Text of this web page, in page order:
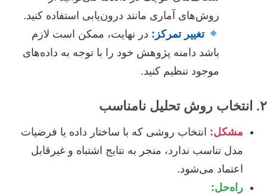
روش‌های آماری مانند درون‌یابی استفاده کنید.
تغییر تمرکز: در نهایت، ممکن است لازم
باشد دامنه پژوهش خود را با توجه به داده‌های
موجود تنظیم کنید.
۲. انتخاب روش تحلیل نامناسب
مشکل: انتخاب روشی که با ساختار داده یا فرضیات
مدل تناسب ندارد، منجر به نتایج اشتباه و غیرقابل
اعتماد می‌شود.
راه‌حل: